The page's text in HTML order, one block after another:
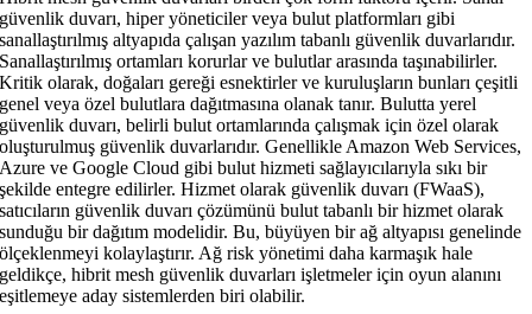
güvenlik duvarı, hiper yöneticiler veya bulut platformları gibi
sanallaştırılmış altyapıda çalışan yazılım tabanlı güvenlik duvarlarıdır.
Sanallaştırılmış ortamları korurlar ve bulutlar arasında taşınabilirler.
Kritik olarak, doğaları gereği esnektirler ve kuruluşların bunları çeşitli
genel veya özel bulutlara dağıtmasına olanak tanır. Bulutta yerel
güvenlik duvarı, belirli bulut ortamlarında çalışmak için özel olarak
oluşturulmuş güvenlik duvarlarıdır. Genellikle Amazon Web Services,
Azure ve Google Cloud gibi bulut hizmeti sağlayıcılarıyla sıkı bir
şekilde entegre edilirler. Hizmet olarak güvenlik duvarı (FWaaS),
satıcıların güvenlik duvarı çözümünü bulut tabanlı bir hizmet olarak
sunduğu bir dağıtım modelidir. Bu, büyüyen bir ağ altyapısı genelinde
ölçeklenmeyi kolaylaştırır. Ağ risk yönetimi daha karmaşık hale
geldikçe, hibrit mesh güvenlik duvarları işletmeler için oyun alanını
eşitlemeye aday sistemlerden biri olabilir.